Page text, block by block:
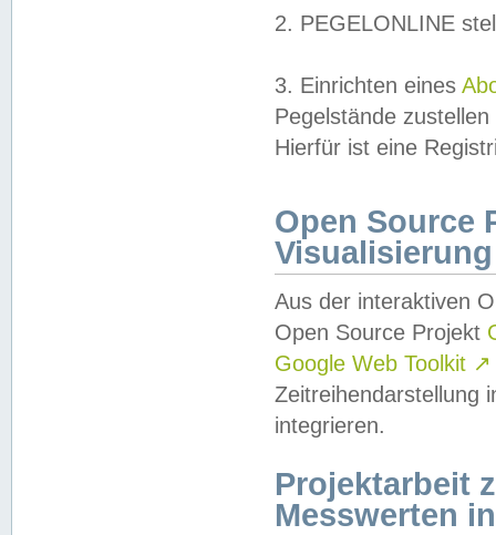
2. PEGELONLINE
3. Einrichten eines
Pegelstände
Hierfür ist eine
Open Source
Visualisierung
Aus der interaktiven
Open Source Projekt
Google Web Toolkit ↗
Zeitreihendarstellung
integrieren.
Projektarbeit
Messwerten